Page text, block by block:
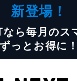
新登場！
なら毎月のス
ずっとお得に！